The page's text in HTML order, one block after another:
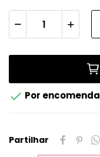
 Por encomenda
Partilhar